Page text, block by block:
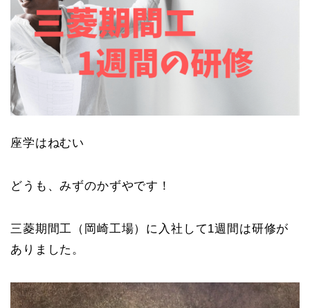
座学はねむい
どうも、みずのかずやです！
三菱期間工（岡崎工場）に入社して1週間は研修が
ありました。